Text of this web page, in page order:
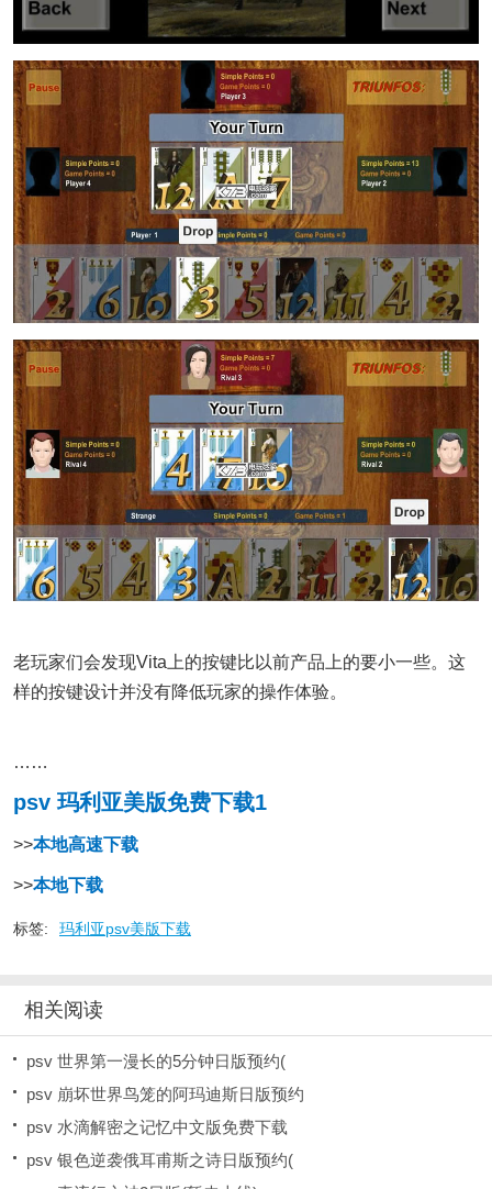
老玩家们会发现Vita上的按键比以前产品上的要小一些。这
样的按键设计并没有降低玩家的操作体验。
……
psv 玛利亚美版免费下载1
>>本地高速下载
>>本地下载
标签: 玛利亚psv美版下载
相关阅读
psv 世界第一漫长的5分钟日版预约(
psv 崩坏世界鸟笼的阿玛迪斯日版预约
psv 水滴解密之记忆中文版免费下载
psv 银色逆袭俄耳甫斯之诗日版预约(